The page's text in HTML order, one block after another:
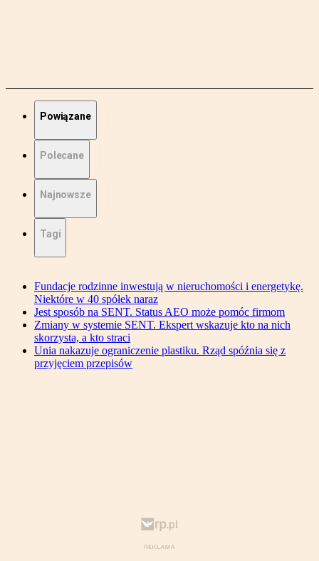
Powiązane
Polecane
Najnowsze
Tagi
Fundacje rodzinne inwestują w nieruchomości i energetykę.
Niektóre w 40 spółek naraz
Jest sposób na SENT. Status AEO może pomóc firmom
Zmiany w systemie SENT. Ekspert wskazuje kto na nich
skorzysta, a kto straci
Unia nakazuje ograniczenie plastiku. Rząd spóźnia się z
przyjęciem przepisów